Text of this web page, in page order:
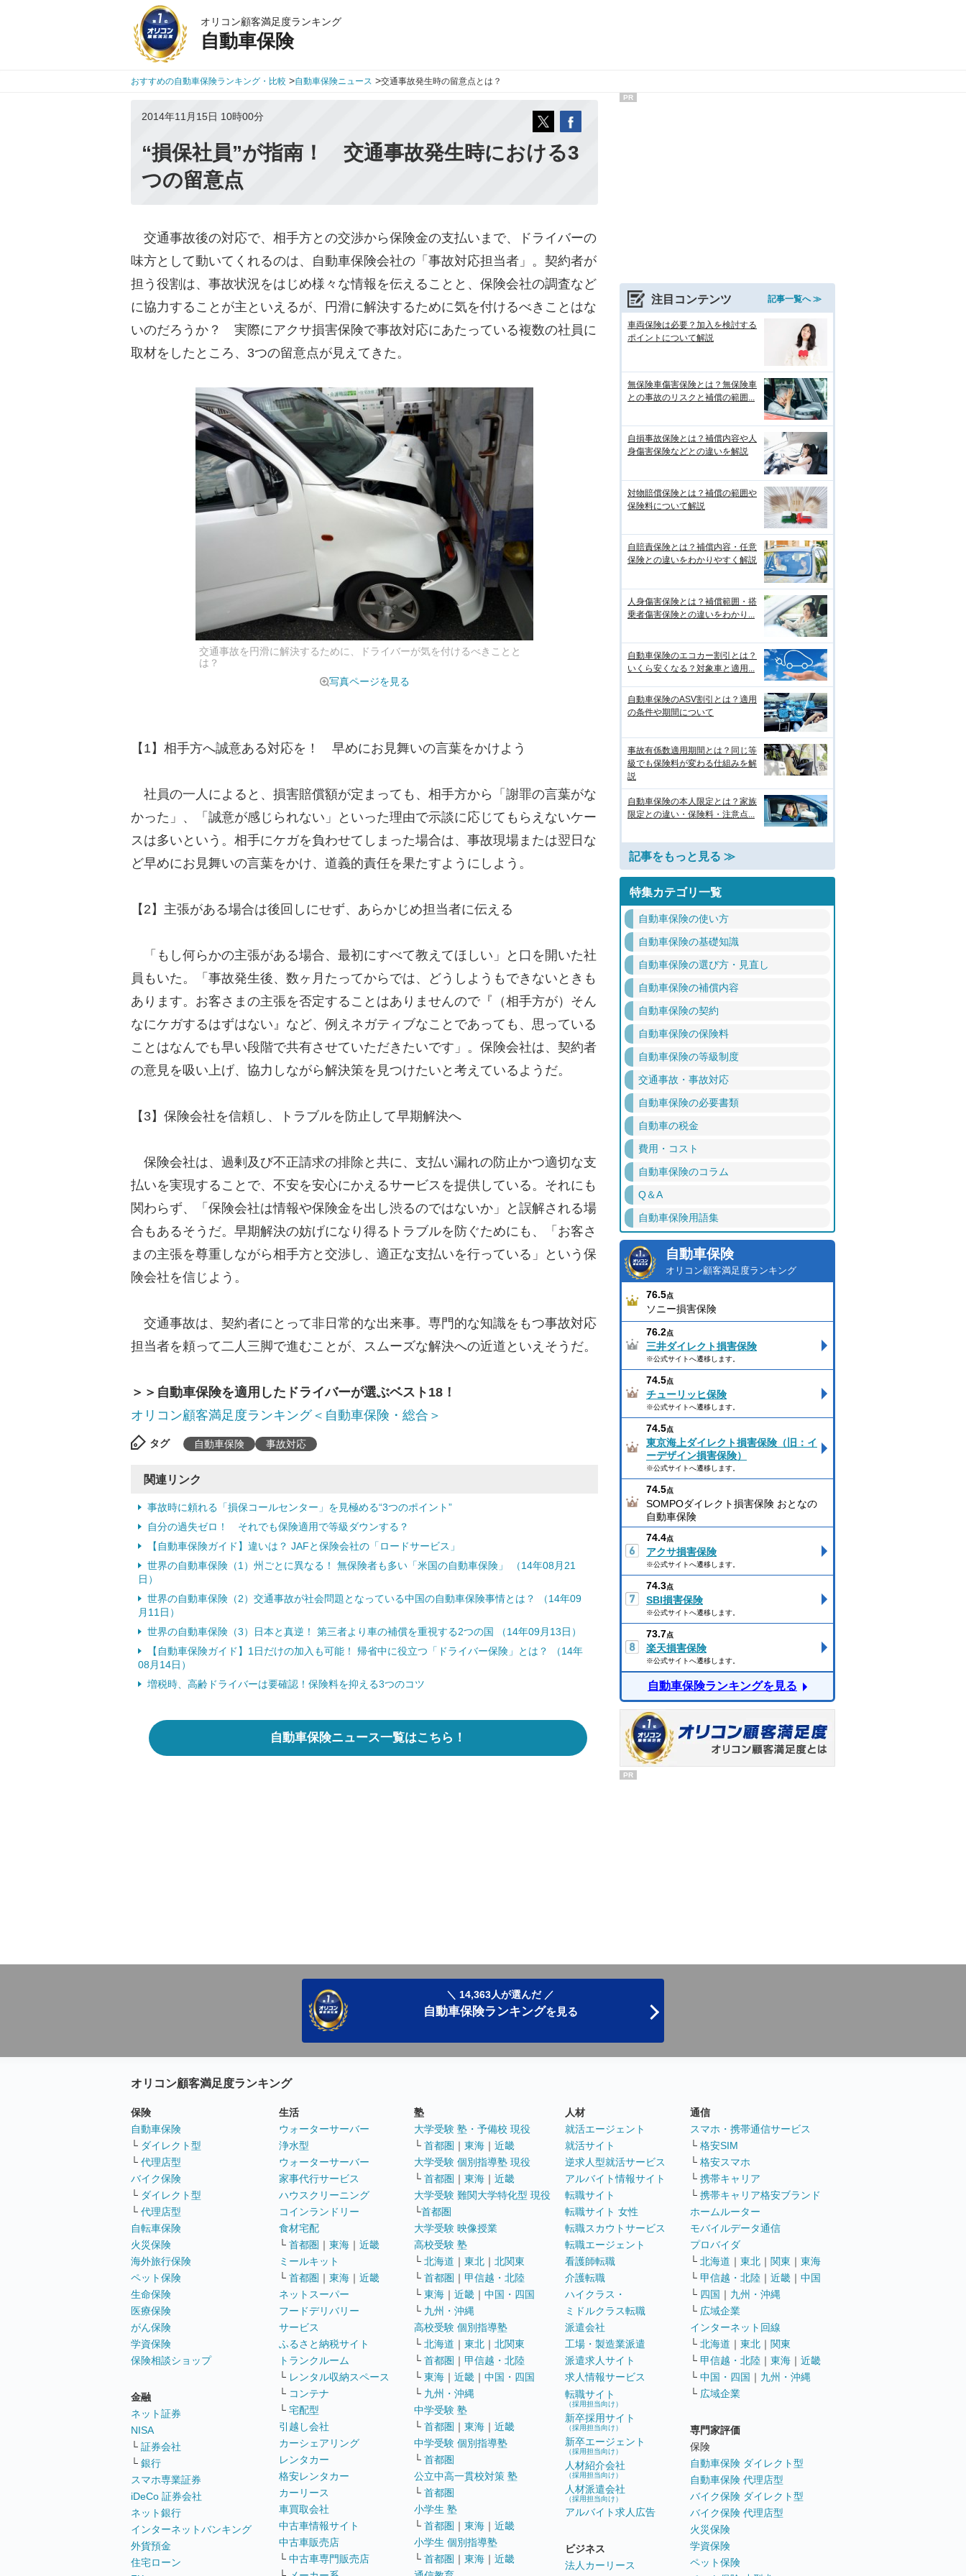
オリコン顧客満足度ランキング
自動車保険
おすすめの自動車保険ランキング・比較 >自動車保険ニュース >交通事故発生時の留意点とは？
2014年11月15日 10時00分
“損保社員”が指南！ 交通事故発生時における3
つの留意点
交通事故後の対応で、相手方との交渉から保険金の支払いまで、ドライバーの
味方として動いてくれるのは、自動車保険会社の「事故対応担当者」。契約者が
担う役割は、事故状況をはじめ様々な情報を伝えることと、保険会社の調査など
に協力することが主といえるが、円滑に解決するために気を付けるべきことはな
いのだろうか？ 実際にアクサ損害保険で事故対応にあたっている複数の社員に
取材をしたところ、3つの留意点が見えてきた。
交通事故を円滑に解決するために、ドライバーが気を付けるべきことと
は？
写真ページを見る
【1】相手方へ誠意ある対応を！ 早めにお見舞いの言葉をかけよう
社員の一人によると、損害賠償額が定まっても、相手方から「謝罪の言葉がな
かった」、「誠意が感じられない」といった理由で示談に応じてもらえないケー
スは多いという。相手にケガを負わせてしまった場合は、事故現場または翌日な
ど早めにお見舞いの言葉をかけ、道義的責任を果たすようにしよう。
【2】主張がある場合は後回しにせず、あらかじめ担当者に伝える
「もし何らかの主張がある場合、最初にすべて教えてほしい」と口を開いた社
員もいた。「事故発生後、数ヶ月たってからでは、どうしようもできないときも
あります。お客さまの主張を否定することはありませんので『（相手方が）そん
なにケガするはずはない』など、例えネガティブなことであっても、思っている
ことはなんでも早い段階で共有させていただきたいです」。保険会社は、契約者
の意見を吸い上げ、協力しながら解決策を見つけたいと考えているようだ。
【3】保険会社を信頼し、トラブルを防止して早期解決へ
保険会社は、過剰及び不正請求の排除と共に、支払い漏れの防止かつ適切な支
払いを実現することで、不安を安心にかえるサービスを提供している。それにも
関わらず、「保険会社は情報や保険金を出し渋るのではないか」と誤解される場
合もあるそうだ。早期解決の妨げになり得るトラブルを防ぐためにも、「お客さ
まの主張を尊重しながら相手方と交渉し、適正な支払いを行っている」という保
険会社を信じよう。
交通事故は、契約者にとって非日常的な出来事。専門的な知識をもつ事故対応
担当者を頼って二人三脚で進むことが、スムーズな解決への近道といえそうだ。
＞＞自動車保険を適用したドライバーが選ぶベスト18！
オリコン顧客満足度ランキング＜自動車保険・総合＞
タグ 自動車保険 事故対応
関連リンク
事故時に頼れる「損保コールセンター」を見極める“3つのポイント”
自分の過失ゼロ！ それでも保険適用で等級ダウンする？
【自動車保険ガイド】違いは？ JAFと保険会社の「ロードサービス」
世界の自動車保険（1）州ごとに異なる！ 無保険者も多い「米国の自動車保険」 （14年08月21
日）
世界の自動車保険（2）交通事故が社会問題となっている中国の自動車保険事情とは？ （14年09
月11日）
世界の自動車保険（3）日本と真逆！ 第三者より車の補償を重視する2つの国 （14年09月13日）
【自動車保険ガイド】1日だけの加入も可能！ 帰省中に役立つ「ドライバー保険」とは？ （14年
08月14日）
増税時、高齢ドライバーは要確認！保険料を抑える3つのコツ
自動車保険ニュース一覧はこちら！
PR
注目コンテンツ 記事一覧へ ≫
車両保険は必要？加入を検討する
ポイントについて解説
無保険車傷害保険とは？無保険車
との事故のリスクと補償の範囲...
自損事故保険とは？補償内容や人
身傷害保険などとの違いを解説
対物賠償保険とは？補償の範囲や
保険料について解説
自賠責保険とは？補償内容・任意
保険との違いをわかりやすく解説
人身傷害保険とは？補償範囲・搭
乗者傷害保険との違いをわかり...
自動車保険のエコカー割引とは？
いくら安くなる？対象車と適用...
自動車保険のASV割引とは？適用
の条件や期間について
事故有係数適用期間とは？同じ等
級でも保険料が変わる仕組みを解
説
自動車保険の本人限定とは？家族
限定との違い・保険料・注意点...
記事をもっと見る ≫
特集カテゴリ一覧
自動車保険の使い方
自動車保険の基礎知識
自動車保険の選び方・見直し
自動車保険の補償内容
自動車保険の契約
自動車保険の保険料
自動車保険の等級制度
交通事故・事故対応
自動車保険の必要書類
自動車の税金
費用・コスト
自動車保険のコラム
Q＆A
自動車保険用語集
自動車保険
オリコン顧客満足度ランキング
76.5点
ソニー損害保険
76.2点
三井ダイレクト損害保険
※公式サイトへ遷移します。
74.5点
チューリッヒ保険
※公式サイトへ遷移します。
74.5点
東京海上ダイレクト損害保険（旧：イ
ーデザイン損害保険）
※公式サイトへ遷移します。
74.5点
SOMPOダイレクト損害保険 おとなの
自動車保険
74.4点
アクサ損害保険
※公式サイトへ遷移します。
74.3点
SBI損害保険
※公式サイトへ遷移します。
73.7点
楽天損害保険
※公式サイトへ遷移します。
自動車保険ランキングを見る
PR
＼ 14,363人が選んだ ／
自動車保険ランキングを見る
オリコン顧客満足度ランキング
保険
自動車保険
└ ダイレクト型
└ 代理店型
バイク保険
└ ダイレクト型
└ 代理店型
自転車保険
火災保険
海外旅行保険
ペット保険
生命保険
医療保険
がん保険
学資保険
保険相談ショップ
金融
ネット証券
NISA
└ 証券会社
└ 銀行
スマホ専業証券
iDeCo 証券会社
ネット銀行
インターネットバンキング
外貨預金
住宅ローン
生活
ウォーターサーバー
浄水型
ウォーターサーバー
家事代行サービス
ハウスクリーニング
コインランドリー
食材宅配
└ 首都圏 ｜ 東海 ｜ 近畿
ミールキット
└ 首都圏 ｜ 東海 ｜ 近畿
ネットスーパー
フードデリバリー
サービス
ふるさと納税サイト
トランクルーム
└ レンタル収納スペース
└ コンテナ
└ 宅配型
引越し会社
カーシェアリング
レンタカー
格安レンタカー
カーリース
車買取会社
中古車情報サイト
中古車販売店
└ 中古車専門販売店
塾
大学受験 塾・予備校 現役
└ 首都圏 ｜ 東海 ｜ 近畿
大学受験 個別指導塾 現役
└ 首都圏 ｜ 東海 ｜ 近畿
大学受験 難関大学特化型 現役
└首都圏
大学受験 映像授業
高校受験 塾
└ 北海道 ｜ 東北 ｜ 北関東
└ 首都圏 ｜ 甲信越・北陸
└ 東海 ｜ 近畿 ｜ 中国・四国
└ 九州・沖縄
高校受験 個別指導塾
└ 北海道 ｜ 東北 ｜ 北関東
└ 首都圏 ｜ 甲信越・北陸
└ 東海 ｜ 近畿 ｜ 中国・四国
└ 九州・沖縄
中学受験 塾
└ 首都圏 ｜ 東海 ｜ 近畿
中学受験 個別指導塾
└ 首都圏
公立中高一貫校対策 塾
└ 首都圏
小学生 塾
└ 首都圏 ｜ 東海 ｜ 近畿
小学生 個別指導塾
└ 首都圏 ｜ 東海 ｜ 近畿
人材
就活エージェント
就活サイト
逆求人型就活サービス
アルバイト情報サイト
転職サイト
転職サイト 女性
転職スカウトサービス
転職エージェント
看護師転職
介護転職
ハイクラス・
ミドルクラス転職
派遣会社
工場・製造業派遣
派遣求人サイト
求人情報サービス
転職サイト
（採用担当向け）
新卒採用サイト
（採用担当向け）
新卒エージェント
（採用担当向け）
人材紹介会社
（採用担当向け）
人材派遣会社
（採用担当向け）
アルバイト求人広告
ビジネス
法人カーリース
通信
スマホ・携帯通信サービス
└ 格安SIM
└ 格安スマホ
└ 携帯キャリア
└ 携帯キャリア格安ブランド
ホームルーター
モバイルデータ通信
プロバイダ
└ 北海道 ｜ 東北 ｜ 関東 ｜ 東海
└ 甲信越・北陸 ｜ 近畿 ｜ 中国
└ 四国 ｜ 九州・沖縄
└ 広域企業
インターネット回線
└ 北海道 ｜ 東北 ｜ 関東
└ 甲信越・北陸 ｜ 東海 ｜ 近畿
└ 中国・四国 ｜ 九州・沖縄
└ 広域企業
専門家評価
保険
自動車保険 ダイレクト型
自動車保険 代理店型
バイク保険 ダイレクト型
バイク保険 代理店型
火災保険
学資保険
ペット保険